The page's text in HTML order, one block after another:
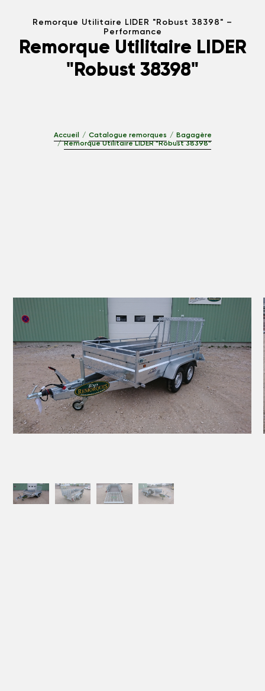
Remorque Utilitaire LIDER "Robust 38398" –
Performance
Remorque Utilitaire LIDER
"Robust 38398"
Accueil Catalogue remorques
Bagagère
Remorque Utilitaire LIDER "Robust 38398"